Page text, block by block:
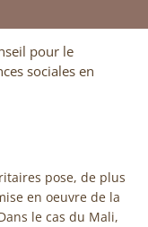
pour le
sociales en
pose, de plus
en oeuvre de la
le cas du Mali,